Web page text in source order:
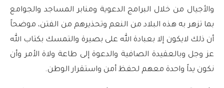
والأجيال من خلال البرامج الدعوية ومنابر المساجد والجوامع
بما تزهر به هذه البلاد من النعم وتحذيرهم من الفتن، موضحاً
أن ذلك لايكون إلا بعبادة الله على بصيرة والتمسك بكتاب الله
عز وجل وبالعقيدة الصافية والدعوة إلى طاعة ولاة الأمر وأن
نكون يداً واحدة معهم لحفظ أمن واستقرار الوطن.